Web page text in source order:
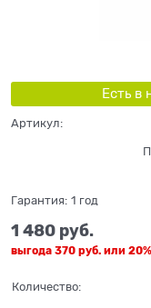
Есть в
Артикул:
Гарантия: 1 год
1 480 руб.
выгода 370 руб. или 20%
Количество: